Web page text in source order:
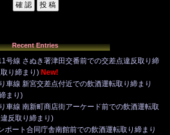
Recent Entries
号線 さぬき署津田交番前での交差点違反取り締
り締まり) New!
車線 新宮交差点付近での飲酒運転取り締まり
まり)
車線 南新町商店街アーケード前での飲酒運転取
反取り締まり)
ポート合同庁舎南館前での飲酒運転取り締まり